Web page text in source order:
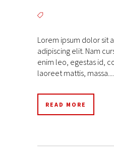
Lorem ipsum dolor sit
adipiscing elit. Nam
enim leo, egestas id,
laoreet mattis, massa....
READ MORE